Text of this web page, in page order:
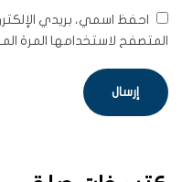
احفظ اسمي، بريدي
المتصفح لاستخدامها المرة